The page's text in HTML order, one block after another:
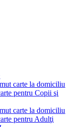
carte la domiciliu
pentru Copii şi
carte la domiciliu
pentru Adulţi